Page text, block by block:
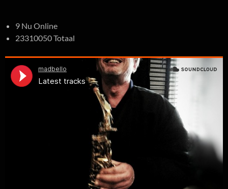
9 Nu Online
23310050 Totaal